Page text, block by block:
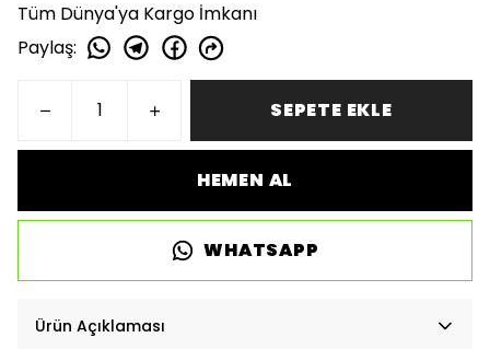
Tüm Dünya'ya Kargo İmkanı
Paylaş:
SEPETE EKLE
HEMEN AL
WHATSAPP
Ürün Açıklaması